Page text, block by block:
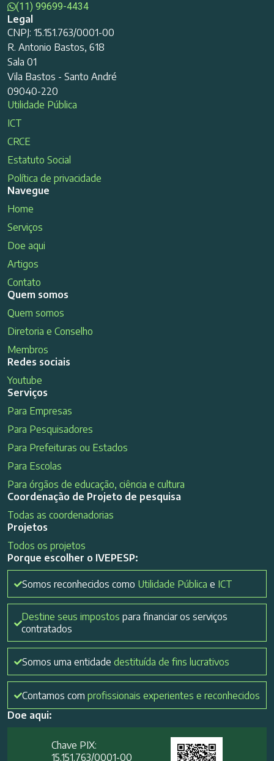
(11) 99699-4434
Legal
CNPJ: 15.151.763/0001-00
R. Antonio Bastos, 618
Sala 01
Vila Bastos - Santo André
09040-220
Utilidade Pública
ICT
CRCE
Estatuto Social
Política de privacidade
Navegue
Home
Serviços
Doe aqui
Artigos
Contato
Quem somos
Quem somos
Diretoria e Conselho
Membros
Redes sociais
Youtube
Serviços
Para Empresas
Para Pesquisadores
Para Prefeituras ou Estados
Para Escolas
Para órgãos de educação, ciência e cultura
Coordenação de Projeto de pesquisa
Todas as coordenadorias
Projetos
Todos os projetos
Porque escolher o IVEPESP:
Somos reconhecidos como Utilidade Pública e ICT
Destine seus impostos para financiar os serviços
contratados
Somos uma entidade destituída de fins lucrativos
Contamos com profissionais experientes e reconhecidos
Doe aqui:
Chave PIX:
15.151.763/0001-00​